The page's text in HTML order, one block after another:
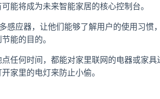
能将成为未来智能家居的核心控制台。
应器，让他们能够了解用户的使用习惯，
能的目的。
任何时间，都能对家里联网的电器或家具
家里的电灯来防止小偷。